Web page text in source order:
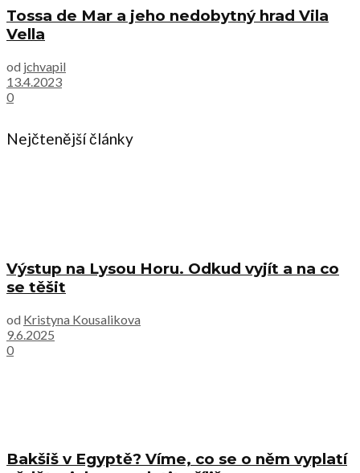
Tossa de Mar a jeho nedobytný hrad Vila
Vella
od jchvapil
13.4.2023
0
Nejčtenější články
Výstup na Lysou Horu. Odkud vyjít a na co
se těšit
od Kristyna Kousalikova
9.6.2025
0
Bakšiš v Egyptě? Víme, co se o něm vyplatí